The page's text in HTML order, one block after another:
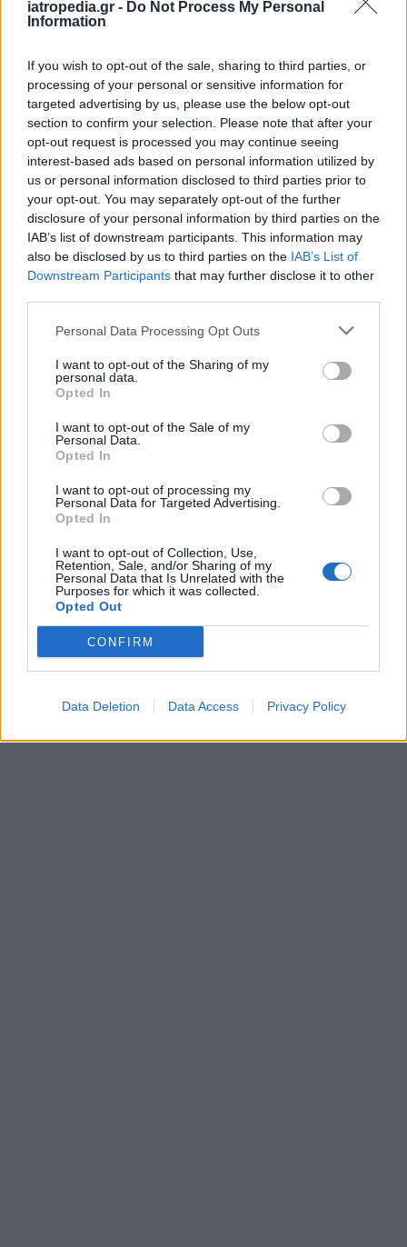
iatropedia.gr - Do Not Process My Personal
Information
If you wish to opt-out of the sale, sharing to third parties, or
processing of your personal or sensitive information for
targeted advertising by us, please use the below opt-out
section to confirm your selection. Please note that after your
opt-out request is processed you may continue seeing
interest-based ads based on personal information utilized by
us or personal information disclosed to third parties prior to
your opt-out. You may separately opt-out of the further
disclosure of your personal information by third parties on the
IAB’s list of downstream participants. This information may
also be disclosed by us to third parties on the IAB’s List of
Downstream Participants that may further disclose it to other
Personal Data Processing Opt Outs
I want to opt-out of the Sharing of my
personal data.
Opted In
I want to opt-out of the Sale of my
Personal Data.
Opted In
I want to opt-out of processing my
Personal Data for Targeted Advertising.
Opted In
I want to opt-out of Collection, Use,
Retention, Sale, and/or Sharing of my
Personal Data that Is Unrelated with the
Purposes for which it was collected.
Opted Out
CONFIRM
Data Deletion Data Access Privacy Policy
ΕΠΙΚΟΙΝΩΝΙΑ
Site Map ΟΡΟΙ ΧΡΗΣΗΣ
ΤΑΥΤΟΤΗΤΑ
Πολιτική απορρήτου
Πληροφορίες α.27 Ν.5253/2025
Cookies
Copyright iatropedia© 2026